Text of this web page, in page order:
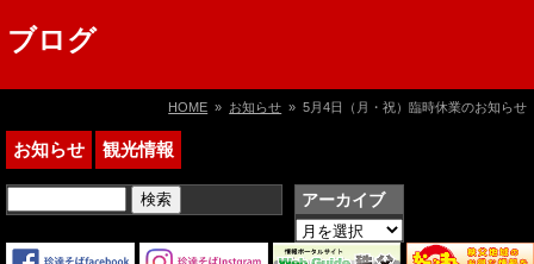
ブログ
HOME » お知らせ » 5月4日（月・祝）臨時休業のお知らせ
お知らせ 観光情報
索:
アーカイブ
ア
ー